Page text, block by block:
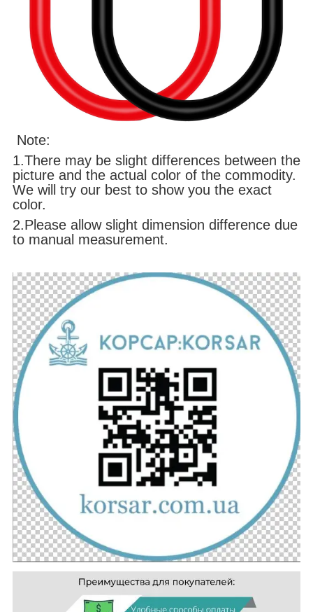
Note:
1.There may be slight differences between the
picture and the actual color of the commodity.
We will try our best to show you the exact
color.
2.Please allow slight dimension difference due
to manual measurement.